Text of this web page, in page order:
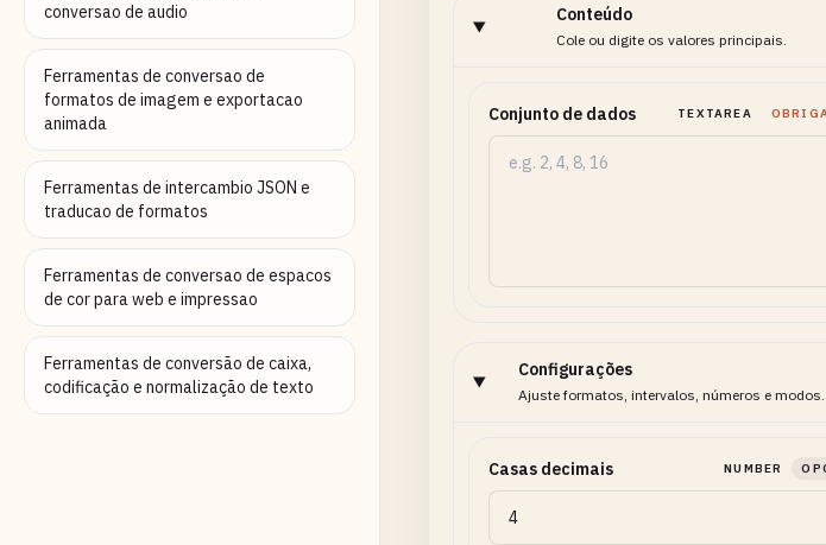
conversao de audio
Ferramentas de conversao de
formatos de imagem e exportacao
animada
Ferramentas de intercambio JSON e
traducao de formatos
Ferramentas de conversao de espacos
de cor para web e impressao
Ferramentas de conversão de caixa,
codificação e normalização de texto
Conteúdo
Cole ou digite os valores principais.
Conjunto de dados TEXTAREA
Configurações
Ajuste formatos, intervalos, números e modos.
Casas decimais NUMBER